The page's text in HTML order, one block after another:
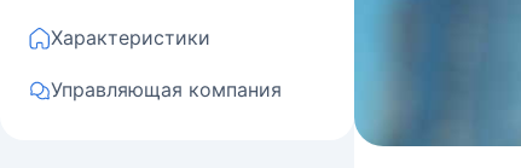
Характеристики
Управляющая компания